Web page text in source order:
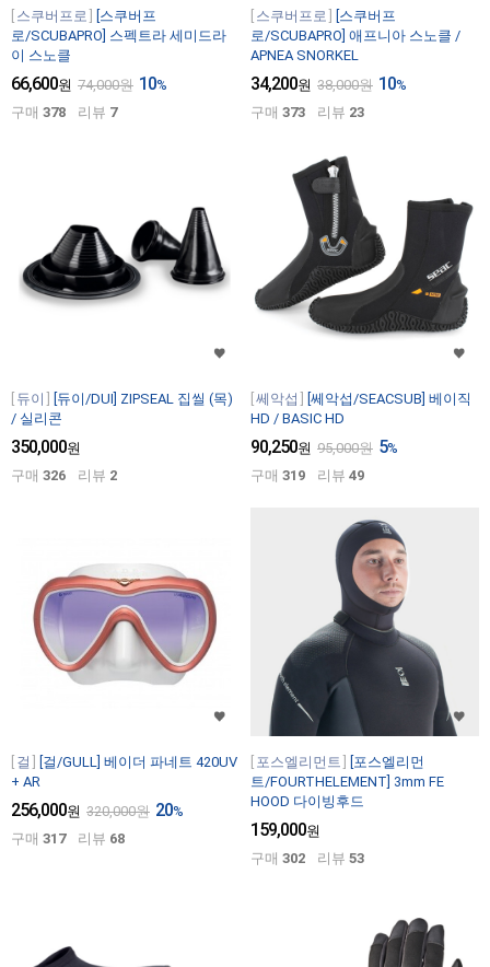
스쿠버프로
[스쿠버프
로/SCUBAPRO] 스펙트라 세미드라
이 스노클
66,600원 74,000원 10%
구매 378 리뷰 7
스쿠버프로
[스쿠버프
로/SCUBAPRO] 애프니아 스노클 /
APNEA SNORKEL
34,200원 38,000원 10%
구매 373 리뷰 23
듀이
[듀이/DUI] ZIPSEAL 집씰 (목)
/ 실리콘
350,000원
구매 326 리뷰 2
쎄악섭
[쎄악섭/SEACSUB] 베이직
HD / BASIC HD
90,250원 95,000원 5%
구매 319 리뷰 49
걸
[걸/GULL] 베이더 파네트 420UV
+ AR
256,000원 320,000원 20%
구매 317 리뷰 68
포스엘리먼트
[포스엘리먼
트/FOURTHELEMENT] 3mm FE
HOOD 다이빙후드
159,000원
구매 302 리뷰 53